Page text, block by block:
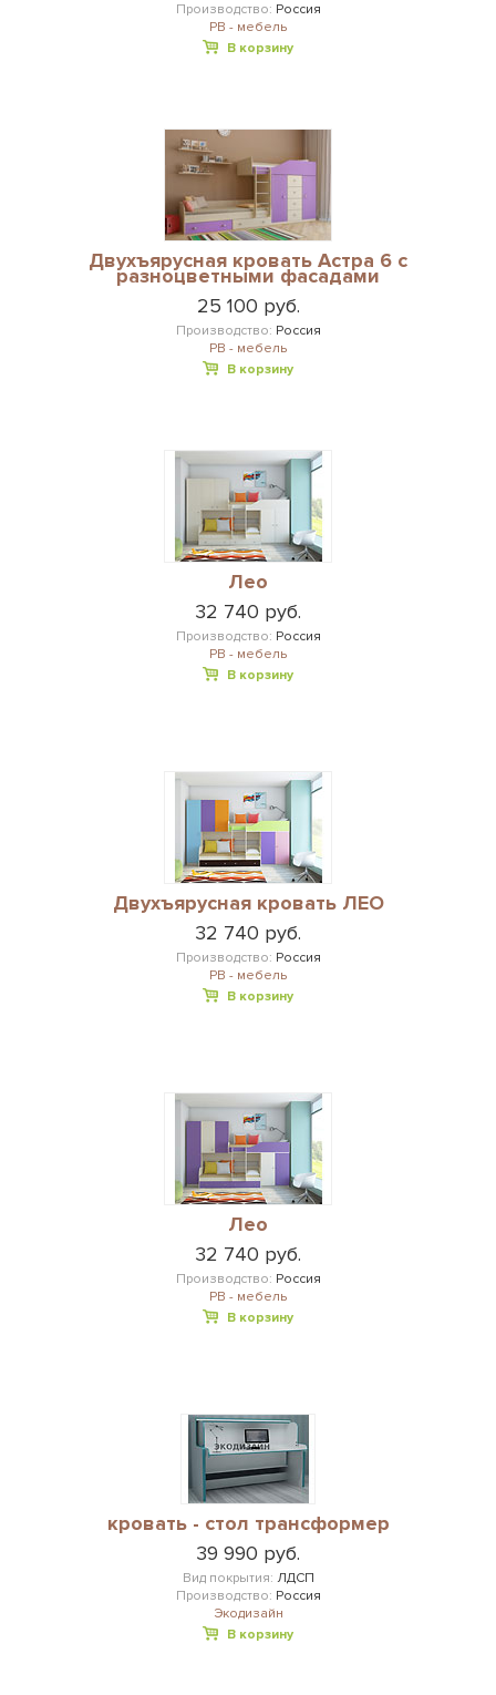
Производство: Россия
РВ - мебель
В корзину
Двухъярусная кровать Астра 6 с
разноцветными фасадами
25 100 руб.
Производство: Россия
РВ - мебель
В корзину
Лео
32 740 руб.
Производство: Россия
РВ - мебель
В корзину
Двухъярусная кровать ЛЕО
32 740 руб.
Производство: Россия
РВ - мебель
В корзину
Лео
32 740 руб.
Производство: Россия
РВ - мебель
В корзину
кровать - стол трансформер
39 990 руб.
Вид покрытия: ЛДСП
Производство: Россия
Экодизайн
В корзину